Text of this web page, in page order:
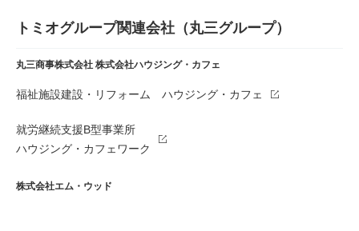
トミオグループ関連会社（丸三グループ）
丸三商事株式会社 株式会社ハウジング・カフェ
福祉施設建設・リフォーム ハウジング・カフェ
就労継続支援B型事業所
ハウジング・カフェワーク
株式会社エム・ウッド